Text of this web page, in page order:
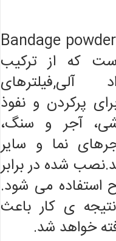
یا مرز بندی (Bandage powder
که از ترکیب
آلی,فیلترهای
پرکردن و نفوذ
آجر و سنگ،
نما و سایر
شده در برابر
می شود.
نتیجه ی کار باعث
خواهد شد.